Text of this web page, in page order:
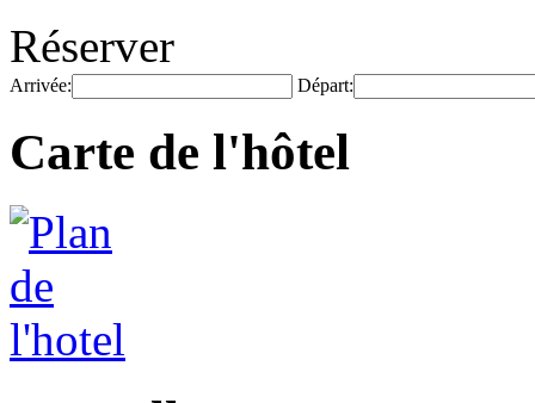
Réserver
Arrivée: Départ:
Carte de l'hôtel